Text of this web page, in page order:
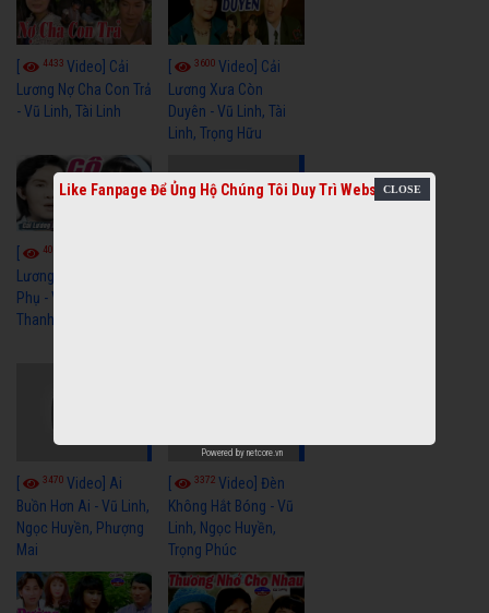
4433 Video] Cải
Lương Nợ Cha Con Trả
- Vũ Linh, Tài Linh
3600Video] Cải
Lương Xưa Còn
Duyên - Vũ Linh, Tài
Linh, Trọng Hữu
4016
Lương Xưa Cô Dâu
Phụ - Vũ Linh, Tài Linh,
Thanh Ngân
3470 Video] Ai
Buồn Hơn Ai - Vũ Linh,
Ngọc Huyền, Phượng
Mai
3372Video] Đèn
Không Hắt Bóng - Vũ
Linh, Ngọc Huyền,
Trọng Phúc
Like Fanpage Để Ủng Hộ Chúng Tôi Duy Trì Website
Powered by netcore.vn